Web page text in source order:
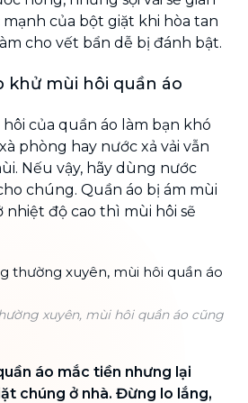
mạnh của bột giặt khi hòa tan
cho vết bẩn dễ bị đánh bật.
khử mùi hôi quần áo
của quần áo làm bạn khó
phòng hay nước xả vải vẫn
Nếu vậy, hãy dùng nước
chúng. Quần áo bị ám mùi
nhiệt độ cao thì mùi hôi sẽ
xuyên, mùi hôi quần áo cũng
áo mắc tiền nhưng lại
chúng ở nhà. Đừng lo lắng,